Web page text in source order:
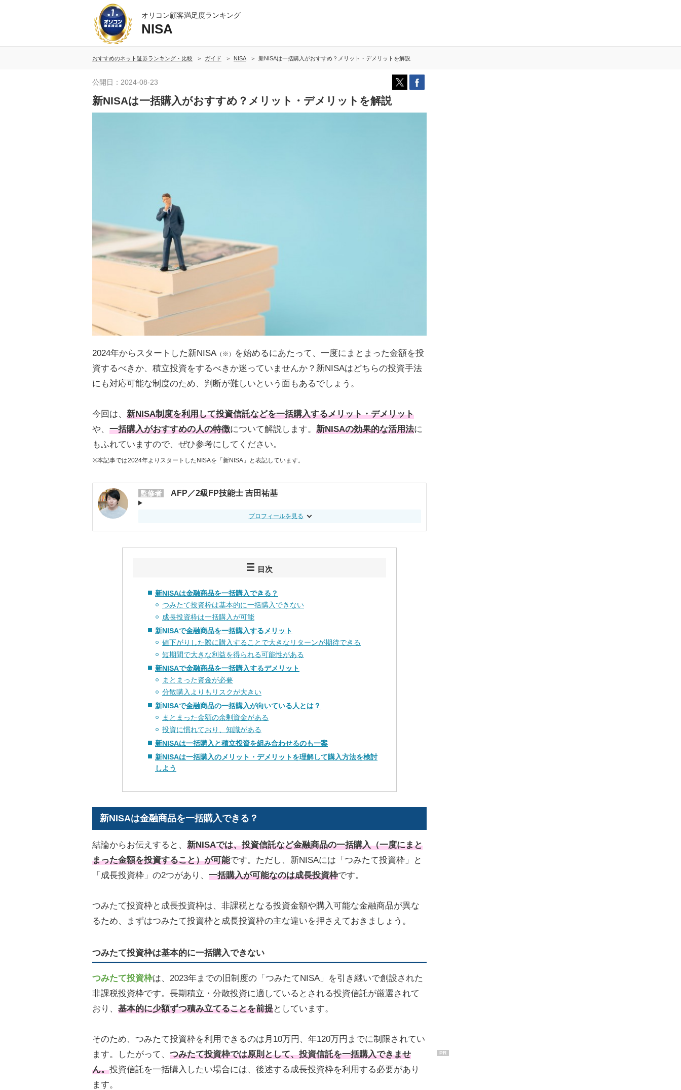
オリコン顧客満足度ランキング
NISA
おすすめのネット証券ランキング・比較 ガイド NISA 新NISAは一括購入がおすすめ？メリット・デメリットを解説
公開日：2024-08-23
新NISAは一括購入がおすすめ？メリット・デメリットを解説
2024年からスタートした新NISA （※）
を始めるにあたって、一度にまとまった金額を投
資するべきか、積立投資をするべきか迷っていませんか？新NISAはどちらの投資手法
にも対応可能な制度のため、判断が難しいという面もあるでしょう。
今回は、 新NISA制度を利用して投資信託などを一括購入するメリット・デメリット
や、 一括購入がおすすめの人の特徴について解説します。 新NISAの効果的な活用法に
もふれていますので、ぜひ参考にしてください。
※本記事では2024年よりスタートしたNISAを「新NISA」と表記しています。
監修者 AFP／2級FP技能士 吉田祐基
プロフィールを見る
目次
新NISAは金融商品を一括購入できる？
つみたて投資枠は基本的に一括購入できない
成長投資枠は一括購入が可能
新NISAで金融商品を一括購入するメリット
値下がりした際に購入することで大きなリターンが期待できる
短期間で大きな利益を得られる可能性がある
新NISAで金融商品を一括購入するデメリット
まとまった資金が必要
分散購入よりもリスクが大きい
新NISAで金融商品の一括購入が向いている人とは？
まとまった金額の余剰資金がある
投資に慣れており、知識がある
新NISAは一括購入と積立投資を組み合わせるのも一案
新NISAは一括購入のメリット・デメリットを理解して購入方法を検討
しよう
新NISAは金融商品を一括購入できる？
結論からお伝えすると、 新NISAでは、投資信託など金融商品の一括購入（一度にまと
まった金額を投資すること）が可能です。ただし、新NISAには「つみたて投資枠」と
「成長投資枠」の2つがあり、 一括購入が可能なのは成長投資枠です。
つみたて投資枠と成長投資枠は、非課税となる投資金額や購入可能な金融商品が異な
るため、まずはつみたて投資枠と成長投資枠の主な違いを押さえておきましょう。
つみたて投資枠は基本的に一括購入できない
つみたて投資枠は、2023年までの旧制度の「つみたてNISA」を引き継いで創設された
非課税投資枠です。長期積立・分散投資に適しているとされる投資信託が厳選されて
おり、 基本的に少額ずつ積み立てることを前提としています。
そのため、つみたて投資枠を利用できるのは月10万円、年120万円までに制限されてい
ます。したがって、 つみたて投資枠では原則として、投資信託を一括購入できませ
ん。投資信託を一括購入したい場合には、後述する成長投資枠を利用する必要があり
ます。
PR